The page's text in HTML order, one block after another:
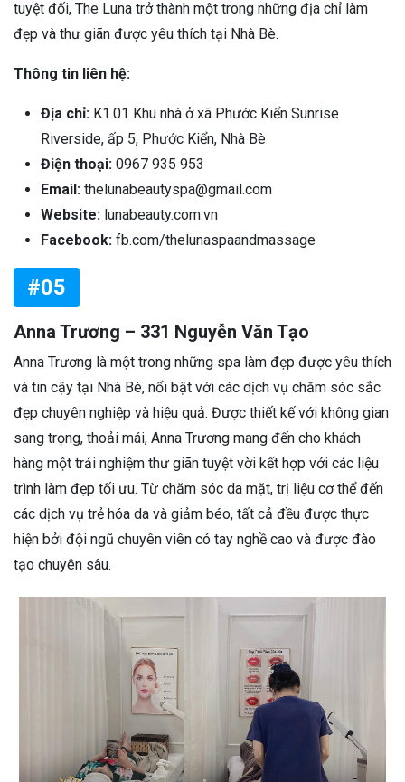
tuyệt đối, The Luna trở thành một trong những địa chỉ làm
đẹp và thư giãn được yêu thích tại Nhà Bè.
Thông tin liên hệ:
Địa chỉ: K1.01 Khu nhà ở xã Phước Kiển Sunrise
Riverside, ấp 5, Phước Kiển, Nhà Bè
Điện thoại: 0967 935 953
Email: thelunabeautyspa@gmail.com
Website: lunabeauty.com.vn
Facebook: fb.com/thelunaspaandmassage
#05
Anna Trương – 331 Nguyễn Văn Tạo
Anna Trương là một trong những spa làm đẹp được yêu thích
và tin cậy tại Nhà Bè, nổi bật với các dịch vụ chăm sóc sắc
đẹp chuyên nghiệp và hiệu quả. Được thiết kế với không gian
sang trọng, thoải mái, Anna Trương mang đến cho khách
hàng một trải nghiệm thư giãn tuyệt vời kết hợp với các liệu
trình làm đẹp tối ưu. Từ chăm sóc da mặt, trị liệu cơ thể đến
các dịch vụ trẻ hóa da và giảm béo, tất cả đều được thực
hiện bởi đội ngũ chuyên viên có tay nghề cao và được đào
tạo chuyên sâu.